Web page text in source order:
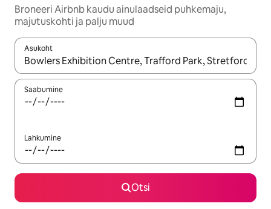
Broneeri Airbnb kaudu ainulaadseid puhkemaju,
majutuskohti ja palju muud
Asukoht
Kui tulemused on kuvatud, liigu ekraanil nooleklahvidega või
Saabumine
Lahkumine
Otsi